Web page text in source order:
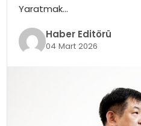
Yaratmak…
Haber Editörü
04 Mart 2026